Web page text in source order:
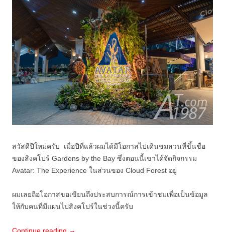
สวัสดีปีใหม่ครับ เมื่อปีที่แล้วผมได้มีโอกาสไปเดินชมสวนที่ขึ้นชื่อ
ของสิงคโปร์ Gardens by the Bay ซึ่งตอนนี้เขาได้จัดกิจกรรม
Avatar: The Experience ในส่วนของ Cloud Forest อยู่
ผมเลยถือโอกาสขอเขียนถึงประสบการณ์การเข้าชมเพื่อเป็นข้อมูล
ให้กับคนที่มีแผนไปสิงคโปร์ในช่วงนี้ครับ
Continue reading →